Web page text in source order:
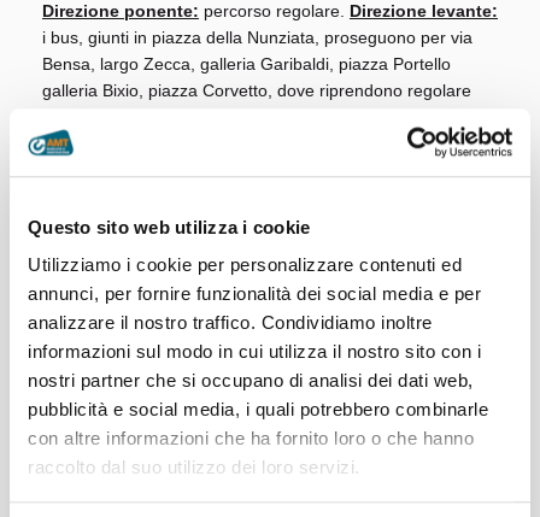
Questo sito web utilizza i cookie
Utilizziamo i cookie per personalizzare contenuti ed
annunci, per fornire funzionalità dei social media e per
analizzare il nostro traffico. Condividiamo inoltre
informazioni sul modo in cui utilizza il nostro sito con i
nostri partner che si occupano di analisi dei dati web,
pubblicità e social media, i quali potrebbero combinarle
con altre informazioni che ha fornito loro o che hanno
raccolto dal suo utilizzo dei loro servizi.
Direzione ponente: percorso regolare. Direzione levante:
i bus, giunti in piazza della Nunziata, proseguono per via
Bensa, largo Zecca, galleria Garibaldi, piazza Portello
galleria Bixio, piazza Corvetto, dove riprendono regolare
Linee 35 e 35/
proseguono per via V Dicembre, via Vernazza, Via XII
Ottobre, piazza Corvetto, dove riprendono regolare
percorso.Direzione levante:i bus, giunti in piazza
Portello, proseguono per piazza Corvetto, via XII Ottobre,
Linea 36